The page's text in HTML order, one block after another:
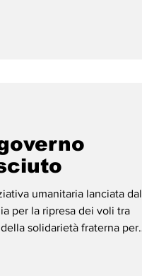
umanitaria lanciata dal
per la ripresa dei voli tra
solidarietà fraterna per